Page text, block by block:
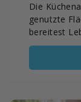
Die
genutzte
bereitest
etwas
Das
entstehen